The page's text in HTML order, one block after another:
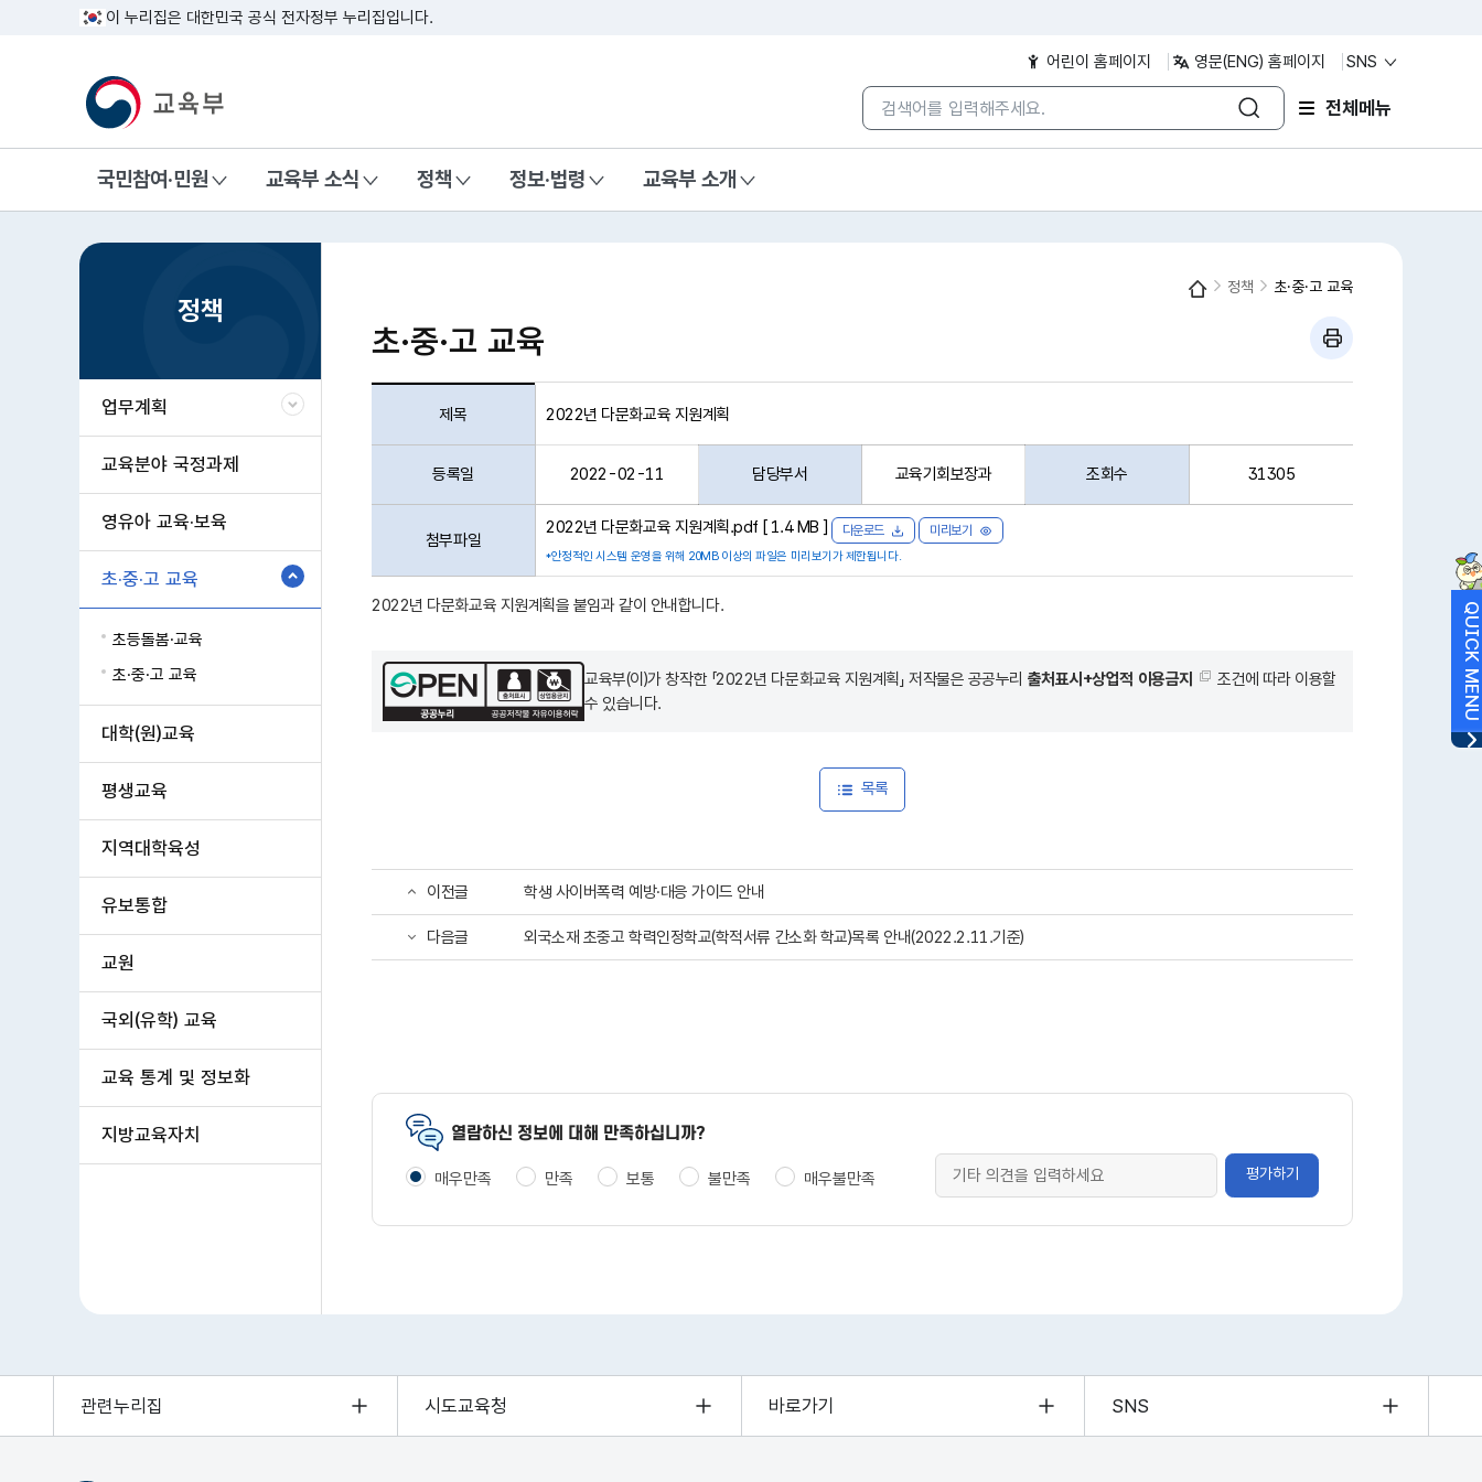
QUICK MENU
이 누리집은 대한민국 공식 전자정부 누리집입니다.
어린이 홈페이지 영문(ENG) 홈페이지 SNS
교육부 국민 메인홈페이지 컨텐츠 통합검색/검색어 입력 전체메뉴
국민참여·민원 교육부 소식 정책 정보·법령 교육부 소개
정책
업무계획
교육분야 국정과제
영유아 교육·보육
초·중·고 교육
초등돌봄·교육
초·중·고 교육
대학(원)교육
평생교육
지역대학육성
유보통합
교원
국외(유학) 교육
교육 통계 및 정보화
지방교육자치
초·중·고 교육
정책 초·중·고 교육
제목 2022년 다문화교육 지원계획
등록일 2022-02-11 담당부서 교육기회보장과 조회수 31305
첨부파일
2022년 다문화교육 지원계획.pdf [ 1.4 MB ] 다운로드 미리보기
*안정적인 시스템 운영을 위해 20MB 이상의 파일은 미리보기가 제한됩니다.
2022년 다문화교육 지원계획을 붙임과 같이 안내합니다.
교육부(이)가 창작한 「2022년 다문화교육 지원계획 」 저작물은 공공누리 출처표시+상업적 이용금지
조건에 따라 이용할
수 있습니다.
목록
이전글 학생 사이버폭력 예방·대응 가이드 안내
다음글 외국소재 초중고 학력인정학교(학적서류 간소화 학교)목록 안내(2022.2.11.기준)
열람하신 정보에 대해 만족하십니까?
매우만족 만족 보통 불만족 매우불만족 평가하기
관련누리집 시도교육청 바로가기 SNS